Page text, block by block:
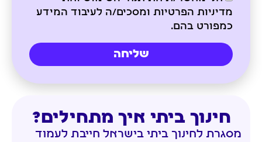
מדיניות הפרטיות ומסכים/ה לעיבוד המידע
כמפורט בהם.
שליחה
חינוך ביתי איך מתחילים?
מסגרת לחינוך ביתי בישראל חייבת לעמוד